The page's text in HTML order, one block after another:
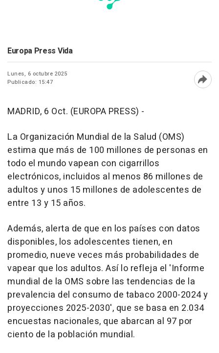
Europa Press Vida
Lunes, 6 octubre 2025
Publicado: 15:47
MADRID, 6 Oct. (EUROPA PRESS) -
La Organización Mundial de la Salud (OMS)
estima que más de 100 millones de personas en
todo el mundo vapean con cigarrillos
electrónicos, incluidos al menos 86 millones de
adultos y unos 15 millones de adolescentes de
entre 13 y 15 años.
Además, alerta de que en los países con datos
disponibles, los adolescentes tienen, en
promedio, nueve veces más probabilidades de
vapear que los adultos. Así lo refleja el 'Informe
mundial de la OMS sobre las tendencias de la
prevalencia del consumo de tabaco 2000-2024 y
proyecciones 2025-2030', que se basa en 2.034
encuestas nacionales, que abarcan al 97 por
ciento de la población mundial.